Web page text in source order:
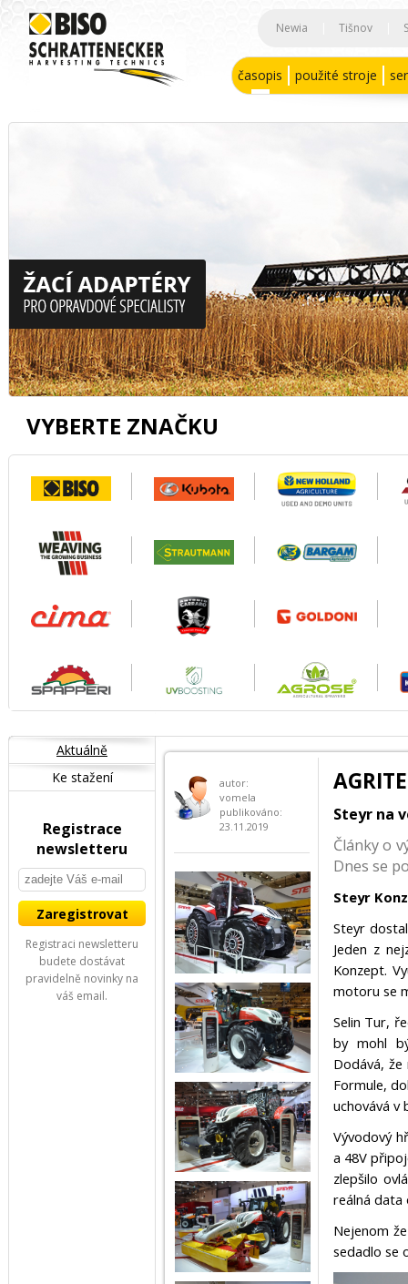
Newia Tišnov
časopis použité stroje
VYBERTE ZNAČKU
autor:
vomela
publikováno:
23.11.2019
Steyr na
Články o
Dnes se
Steyr
Steyr
Jeden z
Konzept.
motoru se
Selin Tur,
by mohl
Dodává,
Formule,
uchovává v
Vývodový
a 48V
zlepšilo
reálná data
Nejenom
sedadlo se
Aktuálně
Ke stažení
Registrace
newsletteru
Registraci newsletteru
budete dostávat
pravidelně novinky na
váš email.